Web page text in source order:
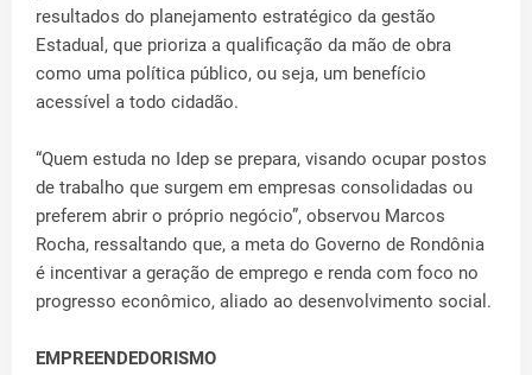
resultados do planejamento estratégico da gestão
Estadual, que prioriza a qualificação da mão de obra
como uma política público, ou seja, um benefício
acessível a todo cidadão.
“Quem estuda no Idep se prepara, visando ocupar postos
de trabalho que surgem em empresas consolidadas ou
preferem abrir o próprio negócio”, observou Marcos
Rocha, ressaltando que, a meta do Governo de Rondônia
é incentivar a geração de emprego e renda com foco no
progresso econômico, aliado ao desenvolvimento social.
EMPREENDEDORISMO